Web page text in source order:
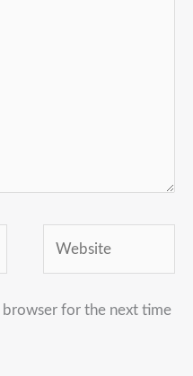
browser for the next time